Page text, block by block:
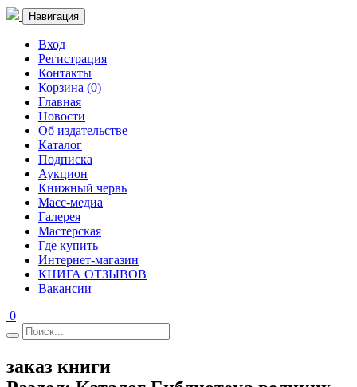
Навигация
Вход
Регистрация
Контакты
Корзина (0)
Главная
Новости
Об издательстве
Каталог
Подписка
Аукцион
Книжный червь
Масс-медиа
Галерея
Мастерская
Где купить
Интернет-магазин
КНИГА ОТЗЫВОВ
Вакансии
0
заказ книги